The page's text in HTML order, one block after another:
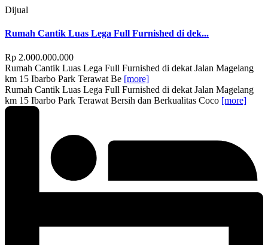
Dijual
Rumah Cantik Luas Lega Full Furnished di dek...
Rp 2.000.000.000
Rumah Cantik Luas Lega Full Furnished di dekat Jalan Magelang
km 15 Ibarbo Park Terawat Be [more]
Rumah Cantik Luas Lega Full Furnished di dekat Jalan Magelang
km 15 Ibarbo Park Terawat Bersih dan Berkualitas Coco [more]